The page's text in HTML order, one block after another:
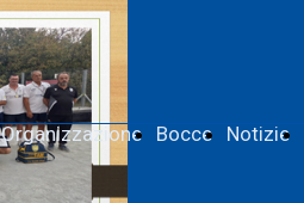
Organizzazione Bocce Notizie